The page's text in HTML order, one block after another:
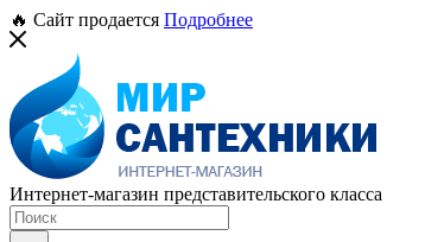
🔥 Сайт продается Подробнее
Интернет-магазин представительского класса